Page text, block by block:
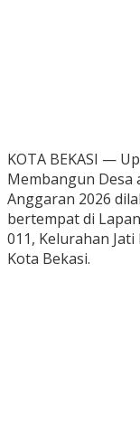
KOTA BEKASI —
Membangun Desa
Anggaran 2026
bertempat di
011, Kelurahan Jati
Kota Bekasi.